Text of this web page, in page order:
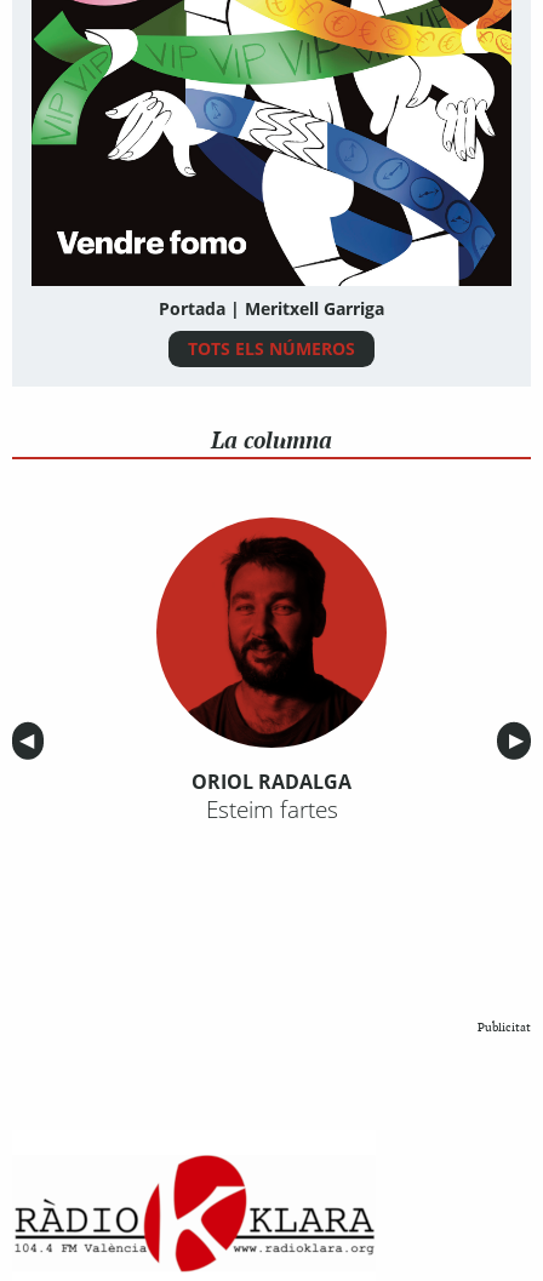
Portada | Meritxell Garriga
TOTS ELS NÚMEROS
La columna
Anterior
◀︎ ▶︎
ORIOL RADALGA
Esteim fartes
Publicitat